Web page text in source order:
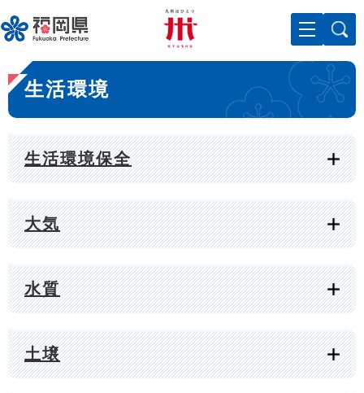
ー
ジ
先
頭
で
。
メニューを飛ばして本文へ
本
文
生活環境
生活環境保全
大気
水質
土壌